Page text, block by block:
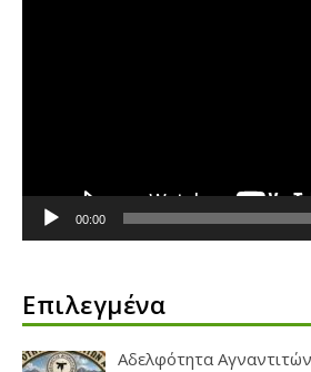
00:00
Επιλεγμένα
Αδελφότητα